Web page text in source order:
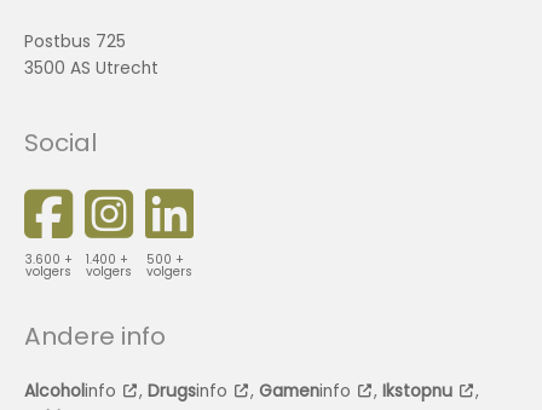
Postbus 725
3500 AS Utrecht
Social
3.600 +
volgers
1.400 +
volgers
500 +
volgers
Andere info
Alcoholinfo , Drugsinfo , Gameninfo , Ikstopnu
,